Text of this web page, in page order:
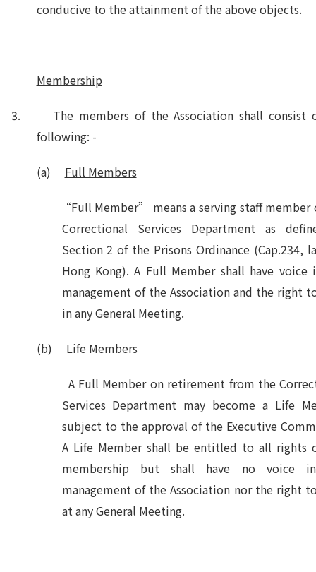
conducive to the attainment of the above objects.
Membership
3. The members of the Association shall consist
following: -
(a) Full Members
“Full Member” means a serving staff member
Correctional Services Department as
Section 2 of the Prisons Ordinance (Cap.234,
Hong Kong). A Full Member shall have voice
management of the Association and the right
in any General Meeting.
(b) Life Members
A Full Member on retirement from the
Services Department may become a Life
subject to the approval of the Executive
A Life Member shall be entitled to all rights
membership but shall have no voice
management of the Association nor the right
at any General Meeting.